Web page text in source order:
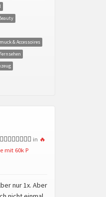
& Accessoires
in 🔥
mit 60k P
nur 1x. Aber